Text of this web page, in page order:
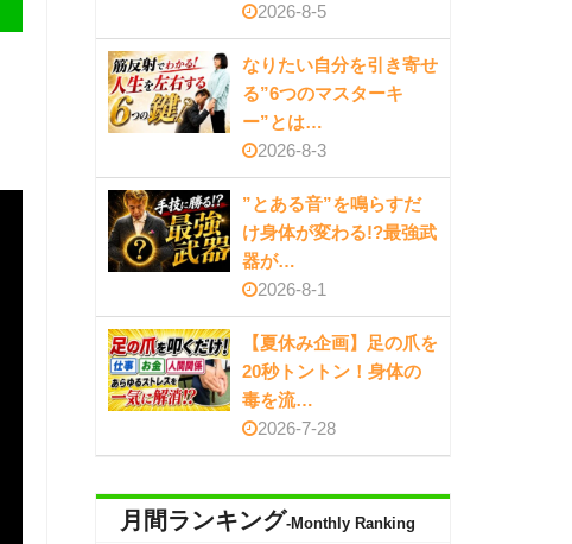
2026-8-5
なりたい自分を引き寄せ
る”6つのマスターキ
ー”とは…
2026-8-3
”とある音”を鳴らすだ
け身体が変わる!?最強武
器が…
2026-8-1
【夏休み企画】足の爪を
20秒トントン！身体の
毒を流…
2026-7-28
月間ランキング-Monthly Ranking